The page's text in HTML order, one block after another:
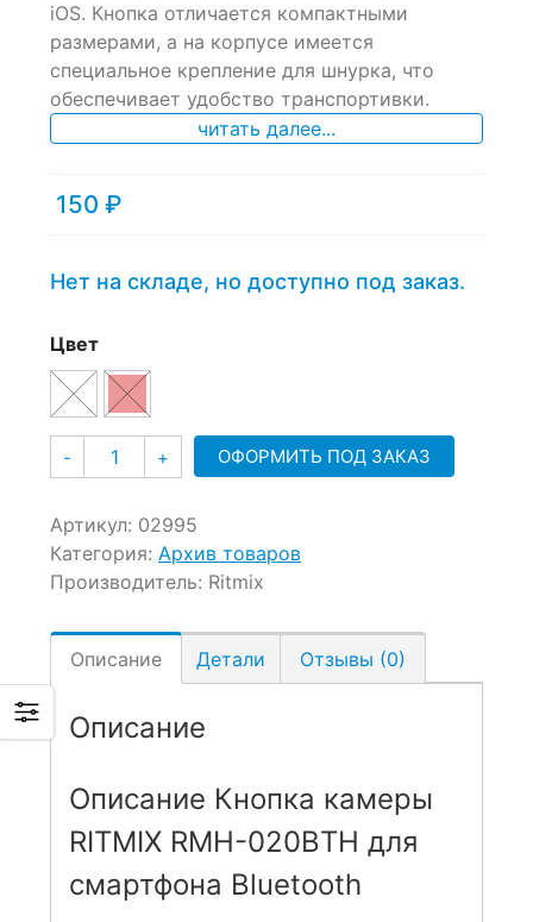
customer
ratings
iOS. Кнопка отличается компактными
размерами, а на корпусе имеется
специальное крепление для шнурка, что
обеспечивает удобство транспортивки.
читать далее...
150 ₽
Нет на складе, но доступно под заказ.
Цвет
- Количество
+ ОФОРМИТЬ ПОД ЗАКАЗ
Артикул: 02995
Категория: Архив товаров
Производитель: Ritmix
Описание Детали Отзывы (0)
Описание
Описание Кнопка камеры
RITMIX RMH-020BTH для
смартфона Bluetooth